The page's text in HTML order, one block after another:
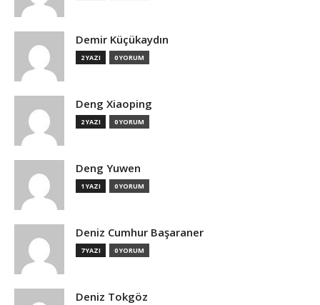
Demir Küçükaydın
2 YAZI 0 YORUM
Deng Xiaoping
2 YAZI 0 YORUM
Deng Yuwen
1 YAZI 0 YORUM
Deniz Cumhur Başaraner
7 YAZI 0 YORUM
Deniz Tokgöz